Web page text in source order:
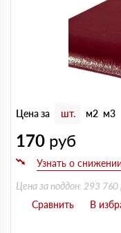
Цена за шт. м2 м3
170 руб
Цена за поддон: 293 760